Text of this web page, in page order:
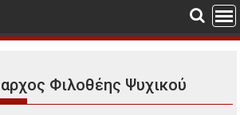
Φιλοθέης Ψυχικού